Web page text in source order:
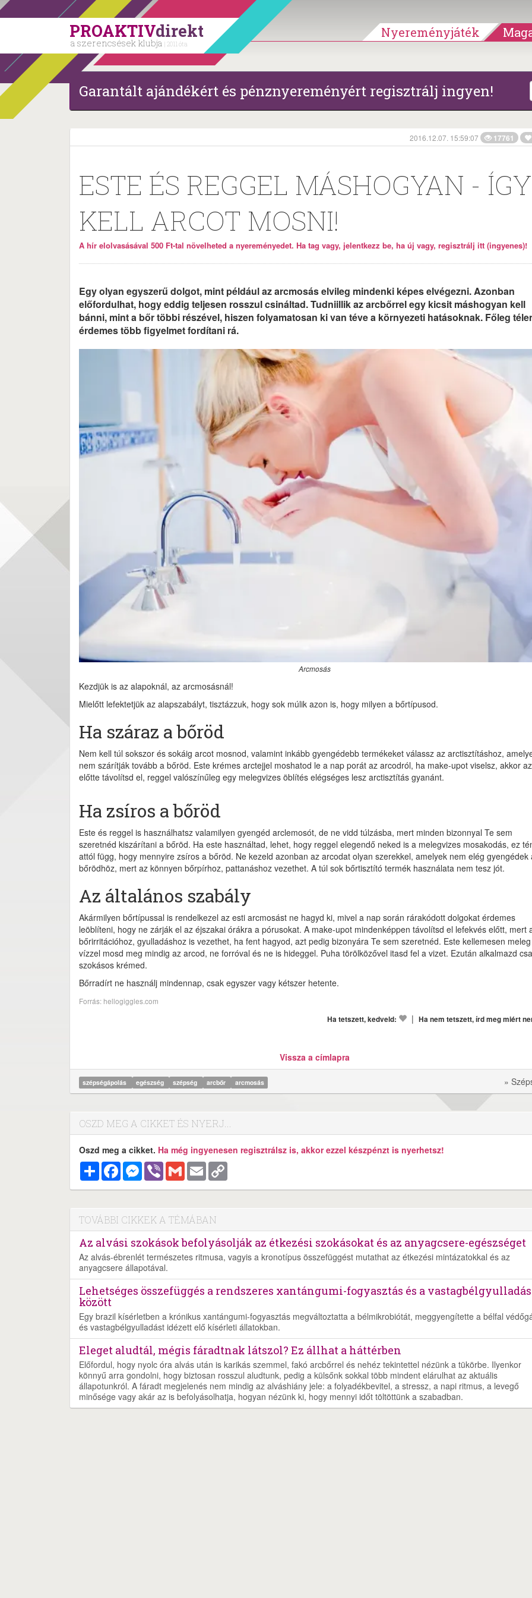
PROAKTIVdirekt
a szerencsések klubja | 2011 óta
Nyereményjáték
Garantált ajándékért és pénznyereményért regisztrálj ingyen!
2016.12.07. 15:59:07 17761
ESTE ÉS REGGEL MÁSHOGYAN - ÍGY
KELL ARCOT MOSNI!
A hír elolvasásával 500 Ft-tal növelheted a nyereményedet. Ha tag vagy, jelentkezz be, ha új vagy, regisztrálj itt (ingyenes)!
Egy olyan egyszerű dolgot, mint például az arcmosás elvileg mindenki képes elvégezni. Azonban
előfordulhat, hogy eddig teljesen rosszul csináltad. Tudniillik az arcbőrrel egy kicsit máshogyan kell
bánni, mint a bőr többi részével, hiszen folyamatosan ki van téve a környezeti hatásoknak. Főleg
érdemes több figyelmet fordítani rá.
Arcmosás
Kezdjük is az alapoknál, az arcmosásnál!
Mielőtt lefektetjük az alapszabályt, tisztázzuk, hogy sok múlik azon is, hogy milyen a bőrtípusod.
Ha száraz a bőröd
Nem kell túl sokszor és sokáig arcot mosnod, valamint inkább gyengédebb termékeket válassz az arctisztításhoz,
nem szárítják tovább a bőröd. Este krémes arctejjel moshatod le a nap porát az arcodról, ha make-upot viselsz, akkor
előtte távolítsd el, reggel valószínűleg egy melegvizes öblítés elégséges lesz arctisztítás gyanánt.
Ha zsíros a bőröd
Este és reggel is használhatsz valamilyen gyengéd arclemosót, de ne vidd túlzásba, mert minden bizonnyal Te sem
szeretnéd kiszárítani a bőröd. Ha este használtad, lehet, hogy reggel elegendő neked is a melegvizes mosakodás, ez
attól függ, hogy mennyire zsíros a bőröd. Ne kezeld azonban az arcodat olyan szerekkel, amelyek nem elég gyengédek
bőrödhöz, mert az könnyen bőrpírhoz, pattanáshoz vezethet. A túl sok bőrtisztító termék használata nem tesz jót.
Az általános szabály
Akármilyen bőrtípussal is rendelkezel az esti arcmosást ne hagyd ki, mivel a nap során rárakódott dolgokat érdemes
leöblíteni, hogy ne zárják el az éjszakai órákra a pórusokat. A make-upot mindenképpen távolítsd el lefekvés előtt, mert
bőrirritációhoz, gyulladáshoz is vezethet, ha fent hagyod, azt pedig bizonyára Te sem szeretnéd. Este kellemesen meleg
vízzel mosd meg mindig az arcod, ne forróval és ne is hideggel. Puha törölközővel itasd fel a vizet. Ezután alkalmazd
szokásos krémed.
Bőrradírt ne használj mindennap, csak egyszer vagy kétszer hetente.
Forrás: hellogiggles.com
Ha tetszett, kedveld:
| Ha nem tetszett, írd meg miért
Vissza a címlapra
szépségápolás egészség szépség arcbőr arcmosás »
OSZD MEG A CIKKET ÉS NYERJ...
Oszd meg a cikket. Ha még ingyenesen regisztrálsz is, akkor ezzel készpénzt is nyerhetsz!
MegosztásFacebookMessenger
Viber Gmail Email
TOVÁBBI CIKKEK A TÉMÁBAN
Az alvási szokások befolyásolják az étkezési szokásokat és az anyagcsere-egészséget
Az alvás-ébrenlét természetes ritmusa, vagyis a kronotípus összefüggést mutathat az étkezési mintázatokkal és az
anyagcsere állapotával.
Lehetséges összefüggés a rendszeres xantángumi-fogyasztás és a vastagbélgyulladás
között
Egy brazil kísérletben a krónikus xantángumi-fogyasztás megváltoztatta a bélmikrobiótát, meggyengítette a bélfal
és vastagbélgyulladást idézett elő kísérleti állatokban.
Eleget aludtál, mégis fáradtnak látszol? Ez állhat a háttérben
Előfordul, hogy nyolc óra alvás után is karikás szemmel, fakó arcbőrrel és nehéz tekintettel nézünk a tükörbe. Ilyenkor
könnyű arra gondolni, hogy biztosan rosszul aludtunk, pedig a külsőnk sokkal több mindent elárulhat az aktuális
állapotunkról. A fáradt megjelenés nem mindig az alváshiány jele: a folyadékbevitel, a stressz, a napi ritmus, a levegő
minősége vagy akár az is befolyásolhatja, hogyan nézünk ki, hogy mennyi időt töltöttünk a szabadban.